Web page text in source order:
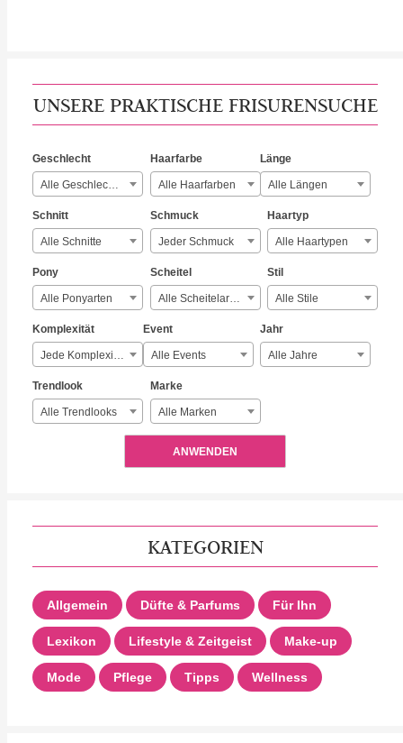
UNSERE PRAKTISCHE FRISURENSUCHE
Geschlecht
Alle Geschlechter
Haarfarbe
Alle Haarfarben
Länge
Alle Längen
Schnitt
Alle Schnitte
Schmuck
Jeder Schmuck
Haartyp
Alle Haartypen
Pony
Alle Ponyarten
Scheitel
Alle Scheitelarten
Stil
Alle Stile
Komplexität
Jede Komplexität
Event
Alle Events
Jahr
Alle Jahre
Trendlook
Alle Trendlooks
Marke
Alle Marken
ANWENDEN
KATEGORIEN
Allgemein Düfte & Parfums Für Ihn
Lexikon Lifestyle & Zeitgeist Make-up
Mode Pflege Tipps Wellness